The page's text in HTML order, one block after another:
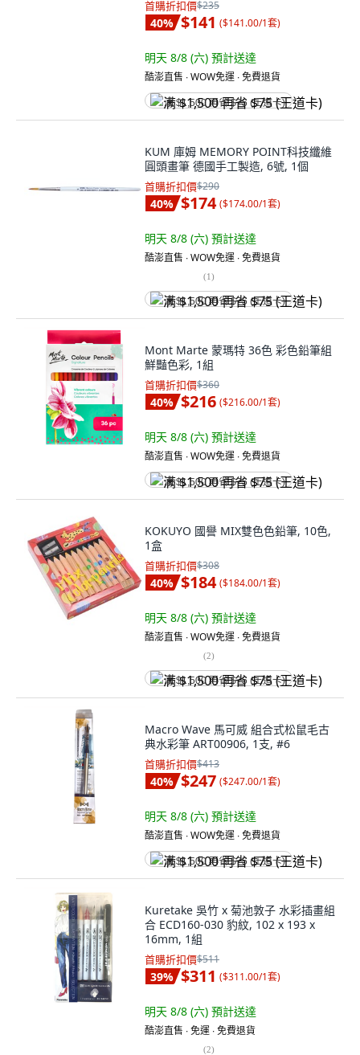
首購折扣價$235
40% $141 ($141.00/1套)
明天 8/8 (六) 預計送達
酷澎直售 ∙ WOW免運 ∙ 免費退貨
满 $1,500 再省 $75 (王道卡)
KUM 庫姆 MEMORY POINT科技纖維
圓頭畫筆 德國手工製造, 6號, 1個
首購折扣價$290
40% $174 ($174.00/1套)
明天 8/8 (六) 預計送達
酷澎直售 ∙ WOW免運 ∙ 免費退貨
(1)
满 $1,500 再省 $75 (王道卡)
Mont Marte 蒙瑪特 36色 彩色鉛筆組
鮮豔色彩, 1組
首購折扣價$360
40% $216 ($216.00/1套)
明天 8/8 (六) 預計送達
酷澎直售 ∙ WOW免運 ∙ 免費退貨
满 $1,500 再省 $75 (王道卡)
KOKUYO 國譽 MIX雙色色鉛筆, 10色,
1盒
首購折扣價$308
40% $184 ($184.00/1套)
明天 8/8 (六) 預計送達
酷澎直售 ∙ WOW免運 ∙ 免費退貨
(2)
满 $1,500 再省 $75 (王道卡)
Macro Wave 馬可威 組合式松鼠毛古
典水彩筆 ART00906, 1支, #6
首購折扣價$413
40% $247 ($247.00/1套)
明天 8/8 (六) 預計送達
酷澎直售 ∙ WOW免運 ∙ 免費退貨
满 $1,500 再省 $75 (王道卡)
Kuretake 吳竹 x 菊池敦子 水彩插畫組
合 ECD160-030 豹紋, 102 x 193 x
16mm, 1組
首購折扣價$511
39% $311 ($311.00/1套)
明天 8/8 (六) 預計送達
酷澎直售 ∙ 免運 ∙ 免費退貨
(2)